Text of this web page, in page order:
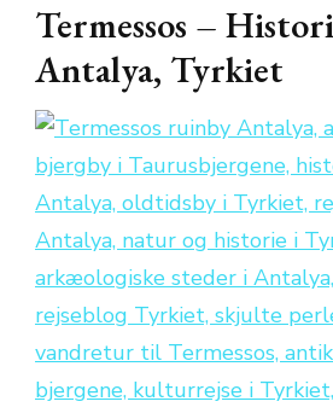
Termessos –
Antalya, Tyrkiet